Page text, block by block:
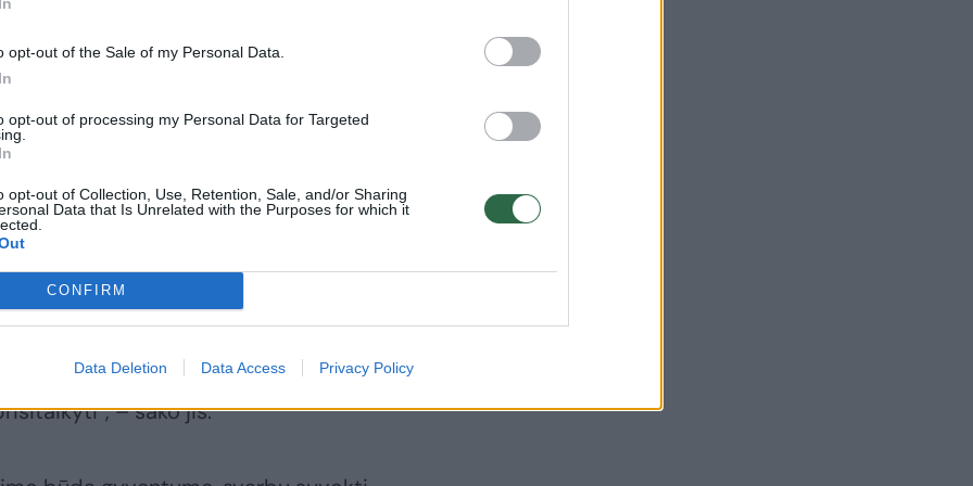
opt-out of the Sale of my Personal Data.
opt-out of processing my Personal Data for Targeted
opt-out of Collection, Use, Retention, Sale, and/or Sharing
Data that Is Unrelated with the Purposes for which it
CONFIRM
Data Deletion Data Access Privacy Policy
dalis, todėl bandymai eliminuoti
į dar didesnį stresą. Visi žmonės mus
Pavyzdžiui, kokybiškai ir laiku atlikti
gimines ar pramogauti su draugais
negyvenamoje saloje, kurioje nėra
vidiniai stresoriai, kylantys iš
– sako jis.